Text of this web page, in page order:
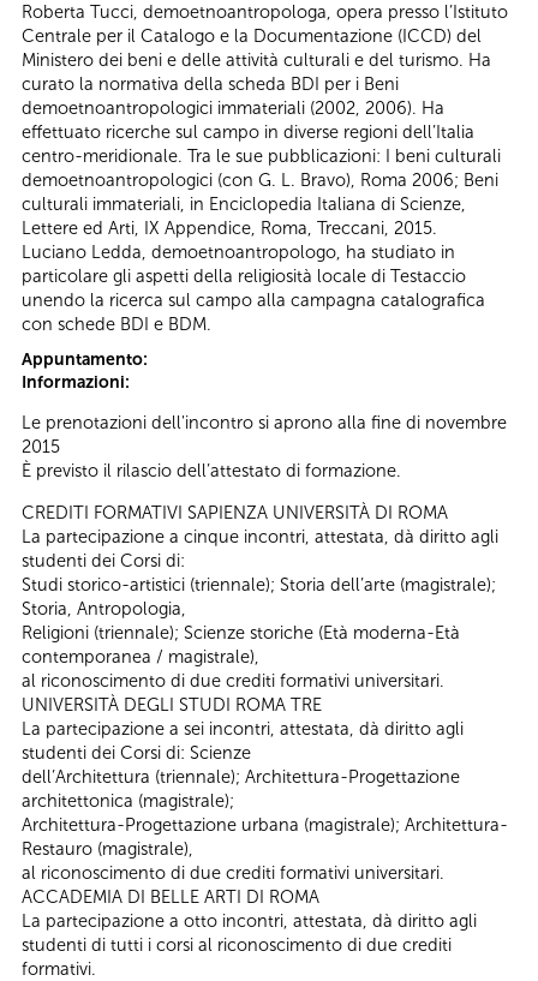
Roberta Tucci, demoetnoantropologa, opera presso l’Istituto
Centrale per il Catalogo e la Documentazione (ICCD) del
Ministero dei beni e delle attività culturali e del turismo. Ha
curato la normativa della scheda BDI per i Beni
demoetnoantropologici immateriali (2002, 2006). Ha
effettuato ricerche sul campo in diverse regioni dell’Italia
centro-meridionale. Tra le sue pubblicazioni: I beni culturali
demoetnoantropologici (con G. L. Bravo), Roma 2006; Beni
culturali immateriali, in Enciclopedia Italiana di Scienze,
Lettere ed Arti, IX Appendice, Roma, Treccani, 2015.
Luciano Ledda, demoetnoantropologo, ha studiato in
particolare gli aspetti della religiosità locale di Testaccio
unendo la ricerca sul campo alla campagna catalografica
con schede BDI e BDM.
Appuntamento:
Informazioni:
Le prenotazioni dell'incontro si aprono alla fine di novembre
2015
È previsto il rilascio dell’attestato di formazione.
CREDITI FORMATIVI SAPIENZA UNIVERSITÀ DI ROMA
La partecipazione a cinque incontri, attestata, dà diritto agli
studenti dei Corsi di:
Studi storico-artistici (triennale); Storia dell’arte (magistrale);
Storia, Antropologia,
Religioni (triennale); Scienze storiche (Età moderna-Età
contemporanea / magistrale),
al riconoscimento di due crediti formativi universitari.
UNIVERSITÀ DEGLI STUDI ROMA TRE
La partecipazione a sei incontri, attestata, dà diritto agli
studenti dei Corsi di: Scienze
dell’Architettura (triennale); Architettura-Progettazione
architettonica (magistrale);
Architettura-Progettazione urbana (magistrale); Architettura-
Restauro (magistrale),
al riconoscimento di due crediti formativi universitari.
ACCADEMIA DI BELLE ARTI DI ROMA
La partecipazione a otto incontri, attestata, dà diritto agli
studenti di tutti i corsi al riconoscimento di due crediti
formativi.